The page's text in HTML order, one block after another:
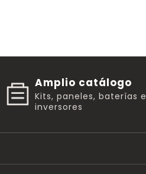
Amplio catálogo
Kits, paneles, baterías e
inversores